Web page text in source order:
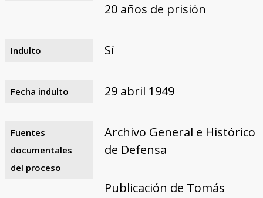
20 años de prisión
Indulto Sí
Fecha indulto 29 abril 1949
Fuentes
documentales
del proceso
Archivo General e Histórico
de Defensa
Publicación de Tomás